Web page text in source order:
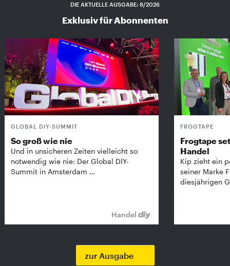
DIE AKTUELLE AUSGABE: 8/2026
Exklusiv für Abonnenten
GLOBAL DIY-SUMMIT
So groß wie nie
Und in unsicheren Zeiten vielleicht so
notwendig wie nie: Der Global DIY-
Summit in Amsterdam …
Handel
FROGTAPE
Frogtape
Handel
Kip zieht ein
seiner Marke
diesjährigen
zur Ausgabe